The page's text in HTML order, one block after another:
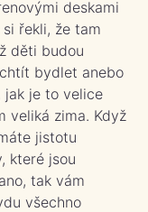
deskami
řekli, že tam
děti budou
bydlet anebo
jak je to velice
veliká zima. Když
jistotu
které jsou
tak vám
všechno